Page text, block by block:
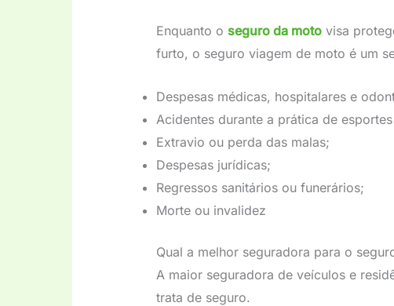
Enquanto o seguro da motovisa
furto, o seguro viagem de moto é um
Despesas médicas, hospitalares e
Acidentes durante a prática de
Extravio ou perda das malas;
Despesas jurídicas;
Regressos sanitários ou funerários;
Morte ou invalidez
Qual a melhor seguradora para o
A maior seguradora de veículos e
trata de seguro.